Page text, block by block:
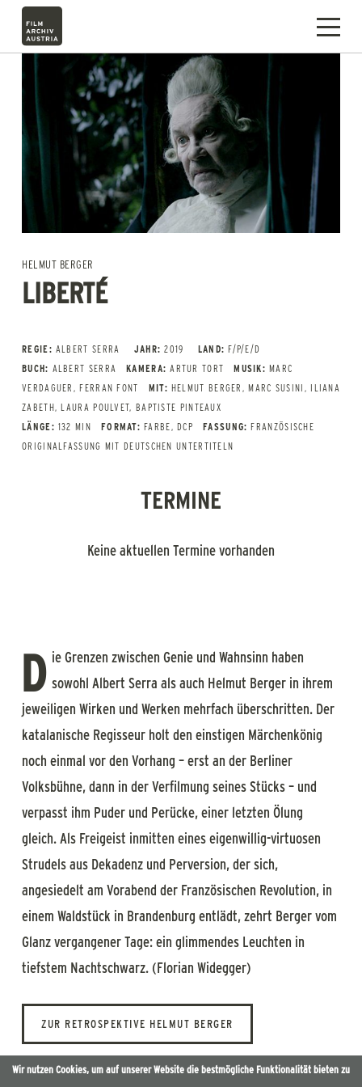
HELMUT BERGER
LIBERTÉ
REGIE: ALBERT SERRA JAHR: 2019 LAND: F/P/E/D
BUCH: ALBERT SERRA KAMERA: ARTUR TORT MUSIK: MARC
VERDAGUER, FERRAN FONT
MIT: HELMUT BERGER, MARC SUSINI, ILIANA
ZABETH, LAURA POULVET, BAPTISTE PINTEAUX
LÄNGE: 132 MIN FORMAT: FARBE, DCP FASSUNG: FRANZÖSISCHE
ORIGINALFASSUNG MIT DEUTSCHEN UNTERTITELN
TERMINE
Keine aktuellen Termine vorhanden
D ie Grenzen zwischen Genie und Wahnsinn haben
sowohl Albert Serra als auch Helmut Berger in ihrem
jeweiligen Wirken und Werken mehrfach überschritten. Der
katalanische Regisseur holt den einstigen Märchenkönig
noch einmal vor den Vorhang – erst an der Berliner
Volksbühne, dann in der Verfilmung seines Stücks – und
verpasst ihm Puder und Perücke, einer letzten Ölung
gleich. Als Freigeist inmitten eines eigenwillig-virtuosen
Strudels aus Dekadenz und Perversion, der sich,
angesiedelt am Vorabend der Französischen Revolution, in
einem Waldstück in Brandenburg entlädt, zehrt Berger vom
Glanz vergangener Tage: ein glimmendes Leuchten in
tiefstem Nachtschwarz. (Florian Widegger)
ZUR RETROSPEKTIVE HELMUT BERGER
Wir nutzen Cookies, um auf unserer Website die bestmögliche Funktionalität bieten zu